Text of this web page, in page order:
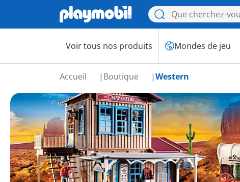
Voir tous nos produits Mondes de jeu
Accueil Boutique Western